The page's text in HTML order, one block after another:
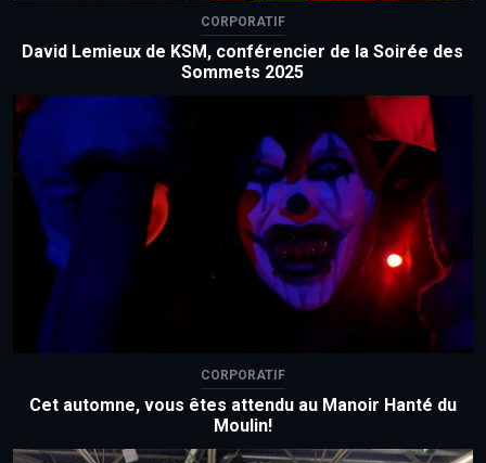
CORPORATIF
David Lemieux de KSM, conférencier de la Soirée des
Sommets 2025
CORPORATIF
Cet automne, vous êtes attendu au Manoir Hanté du
Moulin!